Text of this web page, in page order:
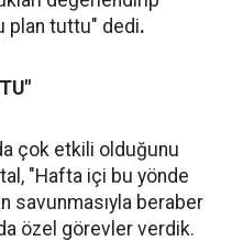
plan tuttu" dedi.
çok etkili olduğunu
"Hafta içi bu yönde
savunmasıyla beraber
özel görevler verdik.